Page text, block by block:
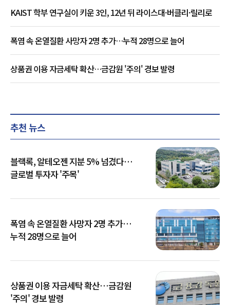
KAIST 학부 연구실이 키운 3인, 12년 뒤 라이스대·버클리·릴리로
폭염 속 온열질환 사망자 2명 추가…누적 28명으로 늘어
상품권 이용 자금세탁 확산…금감원 '주의' 경보 발령
추천 뉴스
블랙록, 알테오젠 지분 5% 넘겼다…
글로벌 투자자 '주목'
폭염 속 온열질환 사망자 2명 추가…
누적 28명으로 늘어
상품권 이용 자금세탁 확산…금감원
'주의' 경보 발령